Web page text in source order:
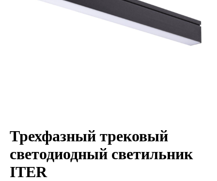
Трехфазный трековый
светодиодный светильник
ITER